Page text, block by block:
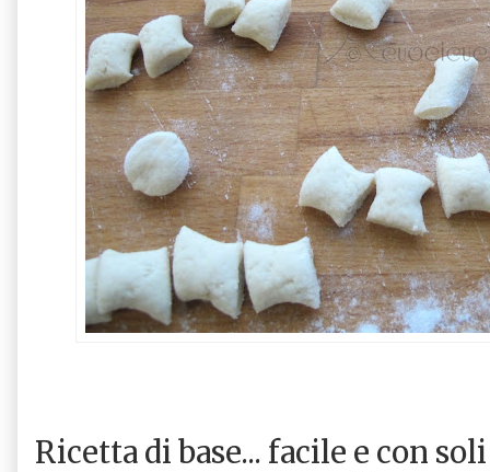
Ricetta di base... facile e con